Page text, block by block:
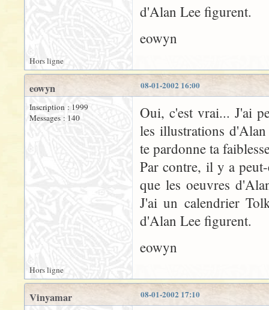
d'Alan Lee figurent.
eowyn
Hors ligne
08-01-2002 16:00
eowyn
Inscription : 1999
Messages : 140
Oui, c'est vrai... J'ai
les illustrations
te pardonne ta
Par contre, il y a
que les oeuvres
J'ai un calendrier
d'Alan Lee figurent.
eowyn
Hors ligne
08-01-2002 17:10
Vinyamar